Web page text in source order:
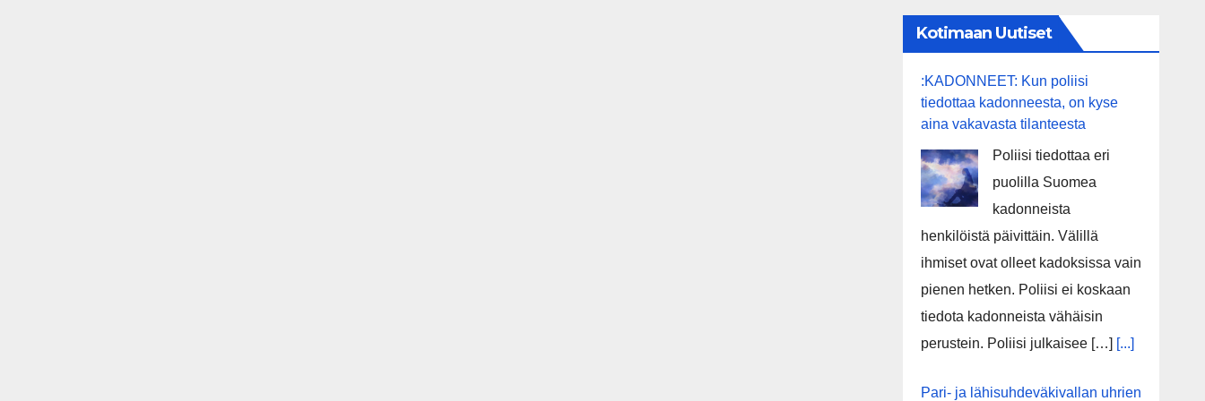
Kotimaan Uutiset
:KADONNEET: Kun poliisi
tiedottaa kadonneesta, on kyse
aina vakavasta tilanteesta
Poliisi tiedottaa eri
puolilla Suomea
kadonneista
henkilöistä päivittäin. Välillä
ihmiset ovat olleet kadoksissa vain
pienen hetken. Poliisi ei koskaan
tiedota kadonneista vähäisin
perustein. Poliisi julkaisee […] [...]
Pari- ja lähisuhdeväkivallan uhrien